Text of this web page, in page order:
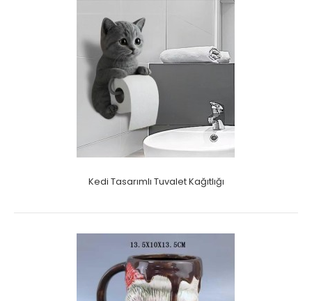
Kedi Tasarımlı Tuvalet Kağıtlığı